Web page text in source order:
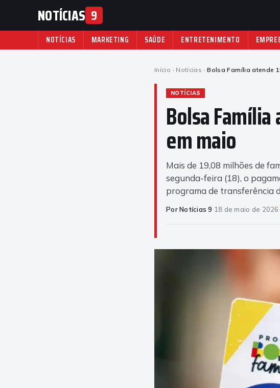
NOTÍCIAS 9
NOTÍCIAS MARKETING SAÚDE ENTRETENIMENTO
Início › Notícias › Bolsa Família atende
NOTÍCIAS
Bolsa
em maio
Mais de 19,08 milhões de
segunda-feira (18), o
programa de transferência
Por Notícias 9·18 de maio de 2026·